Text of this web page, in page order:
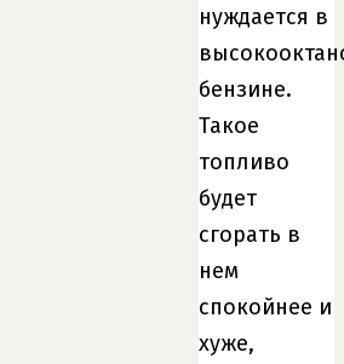
нуждается в
бензине.
Такое
топливо
будет
сгорать в
нем
спокойнее и
хуже,